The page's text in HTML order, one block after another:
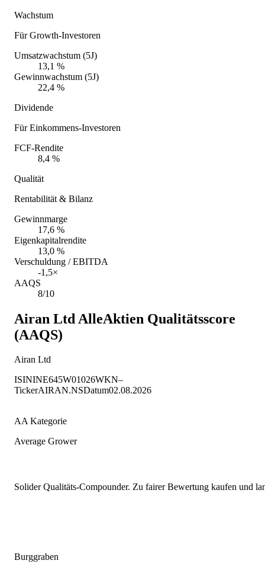
Wachstum
Für Growth-Investoren
Umsatzwachstum (5J)
13,1 %
Gewinnwachstum (5J)
22,4 %
Dividende
Für Einkommens-Investoren
FCF-Rendite
8,4 %
Qualität
Rentabilität & Bilanz
Gewinnmarge
17,6 %
Eigenkapitalrendite
13,0 %
Verschuldung / EBITDA
-1,5×
AAQS
8/10
Airan Ltd AlleAktien Qualitätsscore
(AAQS)
Airan Ltd
ISININE645W01026WKN–
TickerAIRAN.NSDatum02.08.2026
AA Kategorie
Average Grower
Solider Qualitäts-Compounder. Zu fairer Bewertung kaufen und
Burggraben